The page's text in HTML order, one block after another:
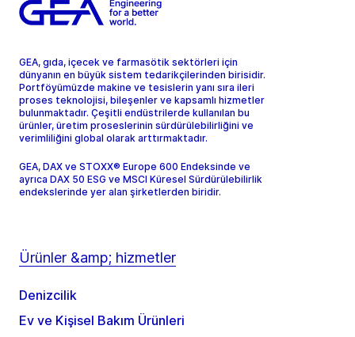
GEA, gıda, içecek ve farmasötik sektörleri için
dünyanın en büyük sistem tedarikçilerinden birisidir.
Portföyümüzde makine ve tesislerin yanı sıra ileri
proses teknolojisi, bileşenler ve kapsamlı hizmetler
bulunmaktadır. Çeşitli endüstrilerde kullanılan bu
ürünler, üretim proseslerinin sürdürülebilirliğini ve
verimliliğini global olarak arttırmaktadır.
GEA, DAX ve STOXX® Europe 600 Endeksinde ve
ayrıca DAX 50 ESG ve MSCI Küresel Sürdürülebilirlik
endekslerinde yer alan şirketlerden biridir.
Ürünler &amp; hizmetler
Denizcilik
Ev ve Kişisel Bakım Ürünleri